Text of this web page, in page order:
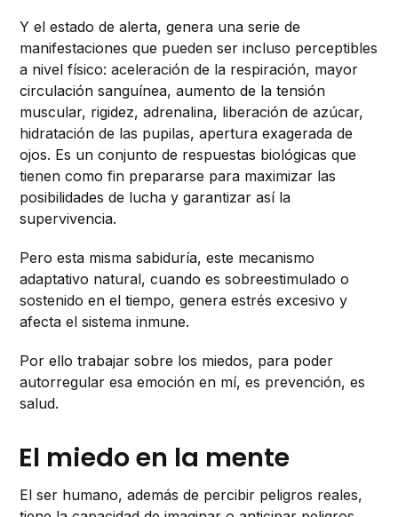
Y el estado de alerta, genera una serie de
manifestaciones que pueden ser incluso perceptibles
a nivel físico: aceleración de la respiración, mayor
circulación sanguínea, aumento de la tensión
muscular, rigidez, adrenalina, liberación de azúcar,
hidratación de las pupilas, apertura exagerada de
ojos. Es un conjunto de respuestas biológicas que
tienen como fin prepararse para maximizar las
posibilidades de lucha y garantizar así la
supervivencia.
Pero esta misma sabiduría, este mecanismo
adaptativo natural, cuando es sobreestimulado o
sostenido en el tiempo, genera estrés excesivo y
afecta el sistema inmune.
Por ello trabajar sobre los miedos, para poder
autorregular esa emoción en mí, es prevención, es
salud.
El miedo en la mente
El ser humano, además de percibir peligros reales,